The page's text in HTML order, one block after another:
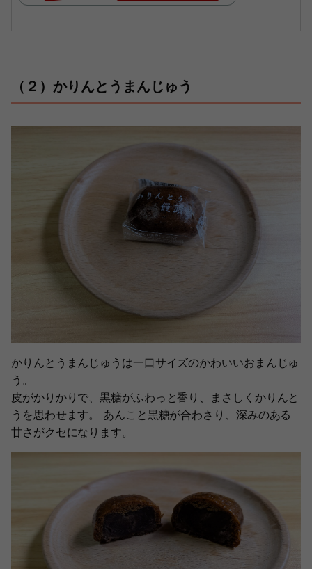
（２）かりんとうまんじゅう
かりんとうまんじゅうは一口サイズのかわいいおまんじゅ
う。
皮がかりかりで、黒糖がふわっと香り、まさしくかりんと
うを思わせます。 あんこと黒糖が合わさり、深みのある
甘さがクセになります。